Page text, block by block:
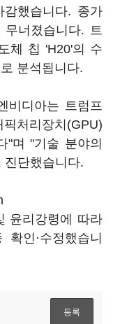
했습니다. 종가
너졌습니다. 트
체 칩 'H20'의 수
분석됩니다.
비디아는 트럼프
처리장치(GPU)
"며 "기술 분야의
진단했습니다.
윤리강령에 따라
인·수정했습니